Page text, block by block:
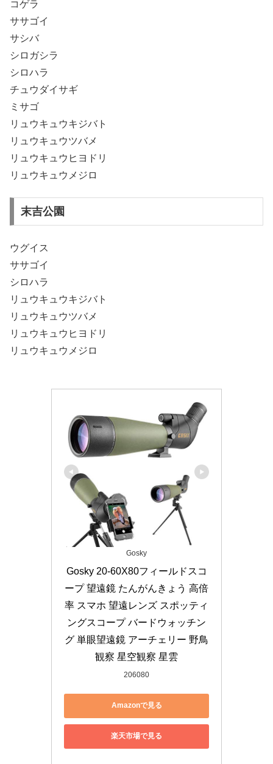
コゲラ
ササゴイ
サシバ
シロガシラ
シロハラ
チュウダイサギ
ミサゴ
リュウキュウキジバト
リュウキュウツバメ
リュウキュウヒヨドリ
リュウキュウメジロ
末吉公園
ウグイス
ササゴイ
シロハラ
リュウキュウキジバト
リュウキュウツバメ
リュウキュウヒヨドリ
リュウキュウメジロ
Gosky
Gosky 20-60X80フィールドスコ
ープ 望遠鏡 たんがんきょう 高倍
率 スマホ 望遠レンズ スポッティ
ングスコープ バードウォッチン
グ 単眼望遠鏡 アーチェリー 野鳥
観察 星空観察 星雲
206080
Amazonで見る
楽天市場で見る